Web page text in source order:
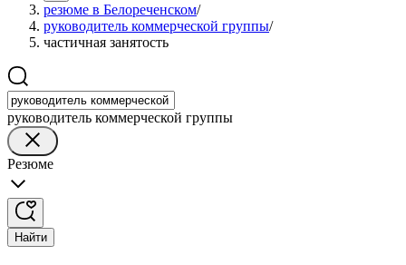
резюме в Белореченском/
руководитель коммерческой группы/
частичная занятость
руководитель коммерческой группы
Резюме
Найти